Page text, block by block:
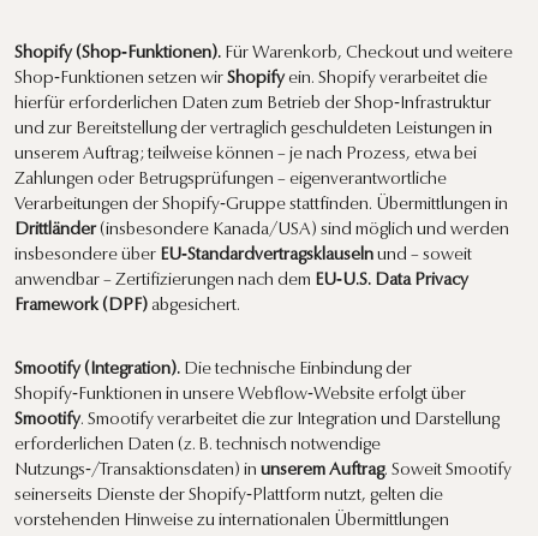
Shopify (Shop‑Funktionen). Für Warenkorb, Checkout und weitere
Shop‑Funktionen setzen wir Shopifyein. Shopify verarbeitet die
hierfür erforderlichen Daten zum Betrieb der Shop‑Infrastruktur
und zur Bereitstellung der vertraglich geschuldeten Leistungen in
unserem Auftrag; teilweise können – je nach Prozess, etwa bei
Zahlungen oder Betrugsprüfungen – eigenverantwortliche
Verarbeitungen der Shopify‑Gruppe stattfinden. Übermittlungen in
Drittländer(insbesondere Kanada/USA) sind möglich und werden
insbesondere über EU‑Standardvertragsklauseln und – soweit
anwendbar – Zertifizierungen nach dem EU‑U.S. Data Privacy
Framework (DPF) abgesichert.
Smootify (Integration). Die technische Einbindung der
Shopify‑Funktionen in unsere Webflow‑Website erfolgt über
Smootify. Smootify verarbeitet die zur Integration und Darstellung
erforderlichen Daten (z. B. technisch notwendige
Nutzungs‑/Transaktionsdaten) in unserem Auftrag. Soweit Smootify
seinerseits Dienste der Shopify‑Plattform nutzt, gelten die
vorstehenden Hinweise zu internationalen Übermittlungen